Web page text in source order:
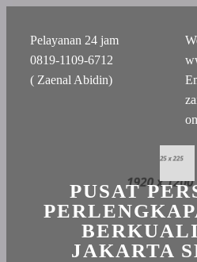
Pelayanan 24 jam
0819-1109-6712
( Zaenal Abidin)
PUSAT
JAKARTA